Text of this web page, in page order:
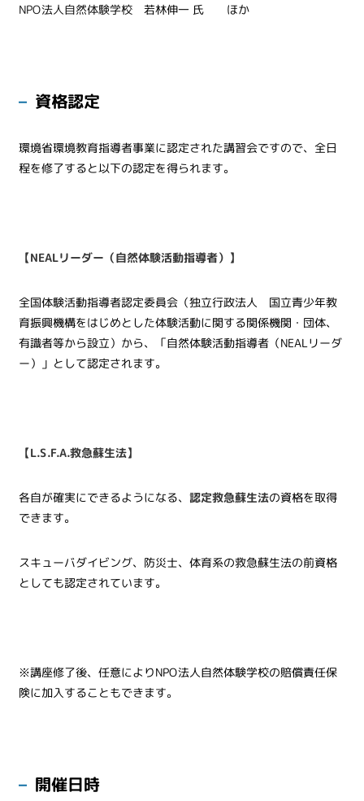
NPO法人自然体験学校若林伸一 氏 ほか
資格認定
環境省環境教育指導者事業に認定された講習会ですので、全日
程を修了すると以下の認定を得られます。
【NEALリーダー（自然体験活動指導者）】
全国体験活動指導者認定委員会（独立行政法人 国立青少年教
育振興機構をはじめとした体験活動に関する関係機関・団体、
有識者等から設立）から、「自然体験活動指導者（NEALリーダ
ー）」として認定されます。
【L.S.F.A.救急蘇生法】
各自が確実にできるようになる、 認定救急蘇生法の資格を取得
できます。
スキューバダイビング、防災士、体育系の救急蘇生法の前資格
としても認定されています。
※講座修了後、任意によりNPO法人自然体験学校の賠償責任保
険に加入することもできます。
開催日時